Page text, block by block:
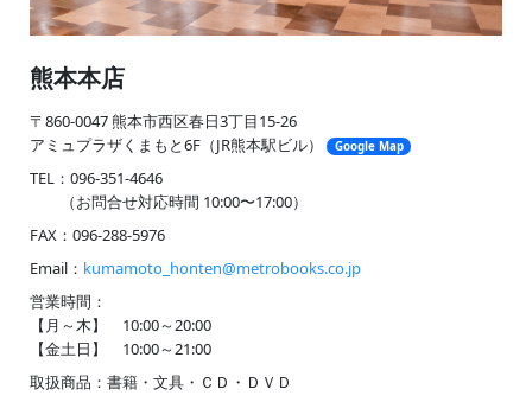
熊本本店
〒860-0047 熊本市西区春日3丁目15-26
アミュプラザくまもと6F（JR熊本駅ビル） Google Map
TEL：096-351-4646
（お問合せ対応時間 10:00〜17:00）
FAX：096-288-5976
Email： kumamoto_honten@metrobooks.co.jp
営業時間：
【月～木】 10:00～20:00
【金土日】 10:00～21:00
取扱商品：書籍・文具・ＣＤ・ＤＶＤ